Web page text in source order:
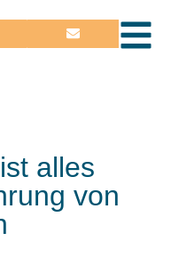
alles
von